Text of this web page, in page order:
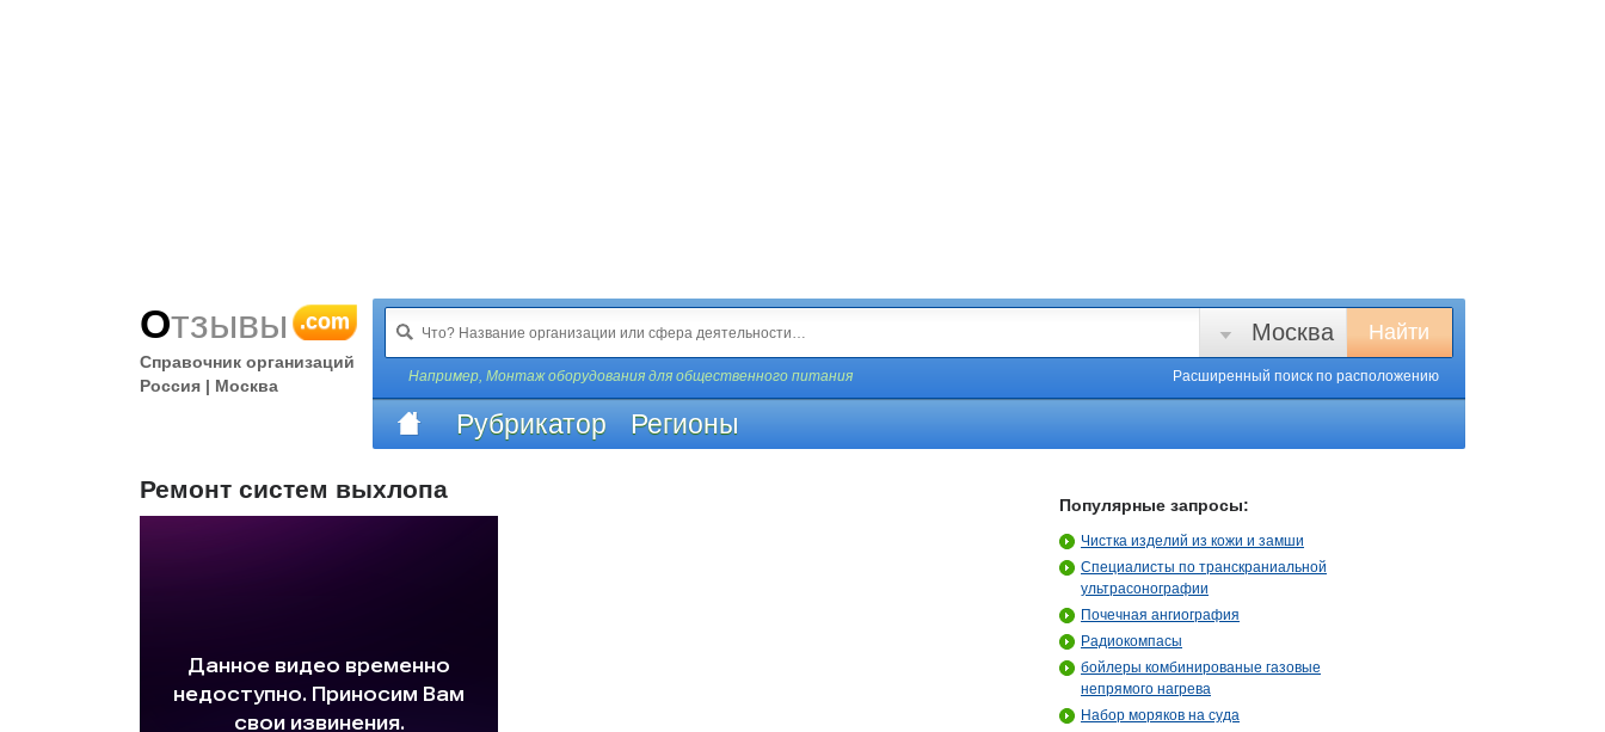
Отзывы .com
Справочник организаций
Россия | Москва
Найти
Москва
Например, Монтаж оборудования для общественного питания Расширенный поиск по расположению
Рубрикатор Регионы
Ремонт систем выхлопа
Популярные запросы:
Чистка изделий из кожи и замши
Специалисты по транскраниальной
ультрасонографии
Почечная ангиография
Радиокомпасы
бойлеры комбинированые газовые
непрямого нагрева
Набор моряков на суда